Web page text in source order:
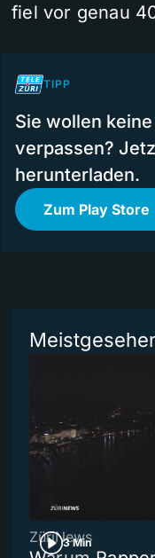
fiel vor genau
TIPP
Sie wollen
verpassen?
herunterladen.
Zum Play Store
3 Min
ZüriNews